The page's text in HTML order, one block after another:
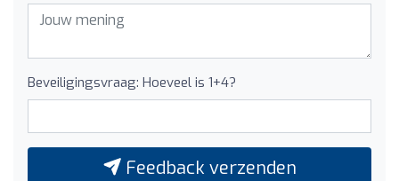
Beveiligingsvraag: Hoeveel is 1+4?
Feedback verzenden